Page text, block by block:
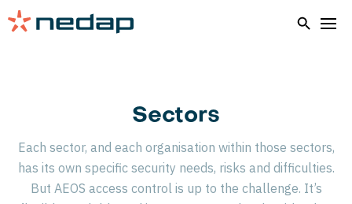
Home Sectors
Sectors
Each sector, and each organisation within those sectors,
has its own specific security needs, risks and difficulties.
But AEOS access control is up to the challenge. It’s